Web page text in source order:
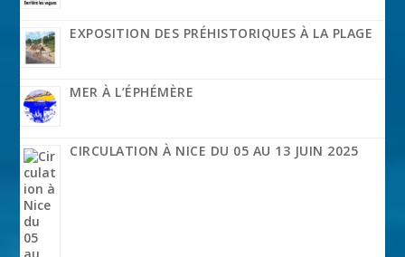
EXPOSITION DES PRÉHISTORIQUES À LA PLAGE
MER À L’ÉPHÉMÈRE
CIRCULATION À NICE DU 05 AU 13 JUIN 2025